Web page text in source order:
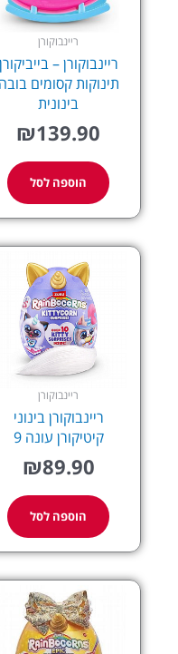
ריינבוקורן
ריינבוקורן – בייביקורן
תינוקות קסומים בובה
בינונית
₪139.90
הוספה לסל
ריינבוקורן
ריינבוקורן בינוני
קיטיקורן עונה 9
₪89.90
הוספה לסל